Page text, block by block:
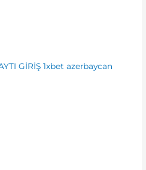
GİRİŞ 1xbet azerbaycan